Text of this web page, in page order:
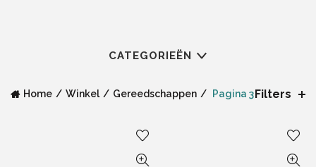
CATEGORIEËN
Home Winkel Gereedschappen Pagina 3Filters